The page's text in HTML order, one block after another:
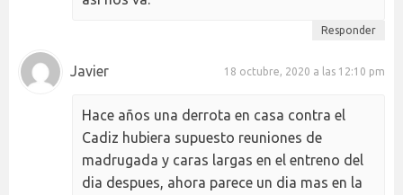
Responder
Javier 18 octubre, 2020 a las 12:10 pm
Hace años una derrota en casa contra el
Cadiz hubiera supuesto reuniones de
madrugada y caras largas en el entreno del
dia despues, ahora parece un dia mas en la